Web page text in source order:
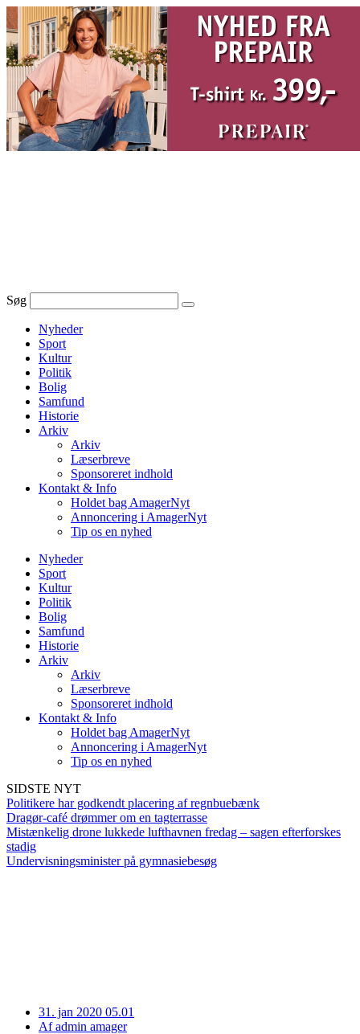
Videre
til
indhold
Søg
Nyheder
Sport
Kultur
Politik
Bolig
Samfund
Historie
Arkiv
Arkiv
Læserbreve
Sponsoreret indhold
Kontakt & Info
Holdet bag AmagerNyt
Annoncering i AmagerNyt
Tip os en nyhed
Nyheder
Sport
Kultur
Politik
Bolig
Samfund
Historie
Arkiv
Arkiv
Læserbreve
Sponsoreret indhold
Kontakt & Info
Holdet bag AmagerNyt
Annoncering i AmagerNyt
Tip os en nyhed
SIDSTE NYT
Politikere har godkendt placering af regnbuebænk
Dragør-café drømmer om en tagterrasse
Mistænkelig drone lukkede lufthavnen fredag – sagen efterforskes
stadig
Undervisningsminister på gymnasiebesøg
31. jan 2020 05.01
Afadmin amager